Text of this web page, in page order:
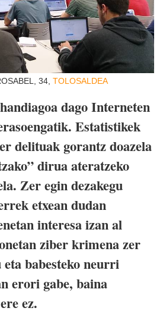
34, TOLOSALDEA
dago Interneten
Estatistikek
delituak gorantz doazela
dirua ateratzeko
Zer egin dezakegu
etxean dudan
interesa izan al
ziber krimena zer
babesteko neurri
erori gabe, baina
ez.